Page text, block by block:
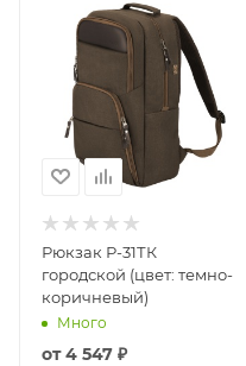
Рюкзак Р-31ТК
городской (цвет: темно-
коричневый)
Много
от4 547 ₽